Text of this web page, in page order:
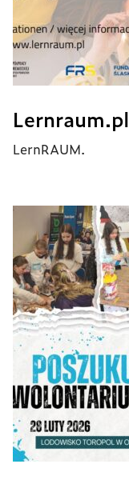
Lernraum.pl
LernRAUM.